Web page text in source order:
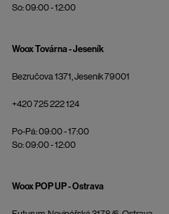
So: 09:00 - 12:00
Woox Továrna - Jeseník
Bezručova 1371, Jeseník 79001
+420 725 222 124
Po-Pá: 09:00 - 17:00
So: 09:00 - 12:00
Woox POP UP - Ostrava